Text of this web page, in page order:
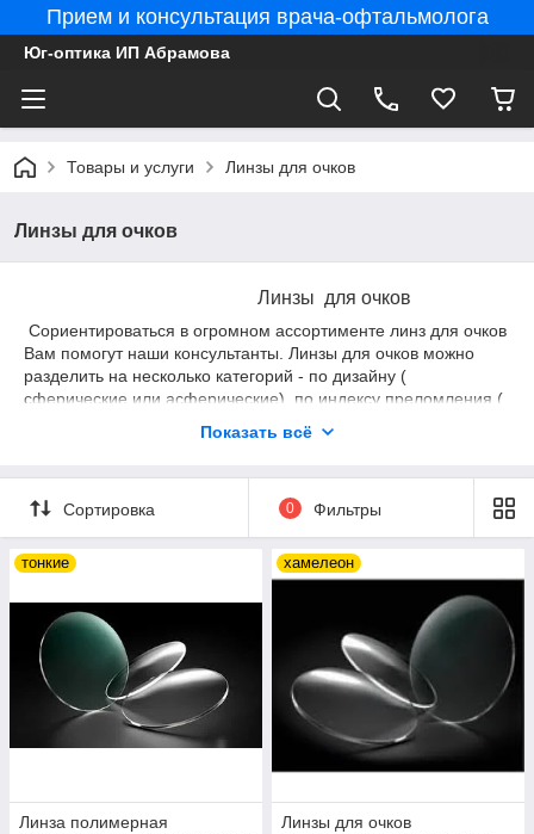
Прием и консультация врача-офтальмолога
Юг-оптика ИП Абрамова
Товары и услуги Линзы для очков
Линзы для очков
Линзы для очков
Сориентироваться в огромном ассортименте линз для очков
Вам помогут наши консультанты. Линзы для очков можно
разделить на несколько категорий - по дизайну (
сферические или асферические), по индексу преломления (
ультрафиолета и прочее. Вы можете просто прийти в наш
именно те линзы, которые будут отвечать всем вашим
требованиям.
У нас много лет работают отличные специалисты - врач
, конечно, наши оптики-консультанты.
Показать всё
Сортировка 0 Фильтры
тонкие
Линза полимерная
хамелеон
Линзы для очков